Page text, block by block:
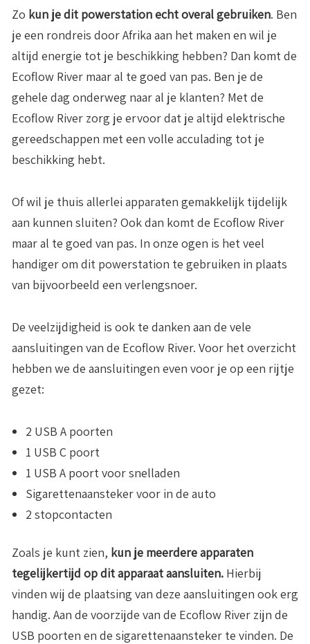
Zo kun je dit powerstation echt overal gebruiken. Ben
je een rondreis door Afrika aan het maken en wil je
altijd energie tot je beschikking hebben? Dan komt de
Ecoflow River maar al te goed van pas. Ben je de
gehele dag onderweg naar al je klanten? Met de
Ecoflow River zorg je ervoor dat je altijd elektrische
gereedschappen met een volle acculading tot je
beschikking hebt.
Of wil je thuis allerlei apparaten gemakkelijk tijdelijk
aan kunnen sluiten? Ook dan komt de Ecoflow River
maar al te goed van pas. In onze ogen is het veel
handiger om dit powerstation te gebruiken in plaats
van bijvoorbeeld een verlengsnoer.
De veelzijdigheid is ook te danken aan de vele
aansluitingen van de Ecoflow River. Voor het overzicht
hebben we de aansluitingen even voor je op een rijtje
gezet:
2 USB A poorten
1 USB C poort
1 USB A poort voor snelladen
Sigarettenaansteker voor in de auto
2 stopcontacten
Zoals je kunt zien, kun je meerdere apparaten
tegelijkertijd op dit apparaat aansluiten. Hierbij
vinden wij de plaatsing van deze aansluitingen ook erg
handig. Aan de voorzijde van de Ecoflow River zijn de
USB poorten en de sigarettenaansteker te vinden. De